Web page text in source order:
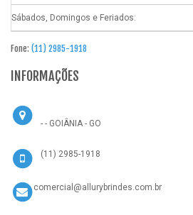
Sábados, Domingos e Feriados:
Fone: (11) 2985-1918
INFORMAÇÕES
- - GOIÂNIA - GO
(11) 2985-1918
comercial@allurybrindes.com.br